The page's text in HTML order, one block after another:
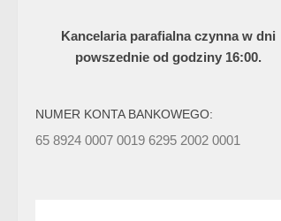
Kancelaria parafialna czynna w dni
powszednie od godziny 16:00.
NUMER KONTA BANKOWEGO:
65 8924 0007 0019 6295 2002 0001